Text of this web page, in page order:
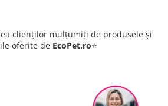
clienților mulțumiți de produsele și
oferite de EcoPet.ro⭐